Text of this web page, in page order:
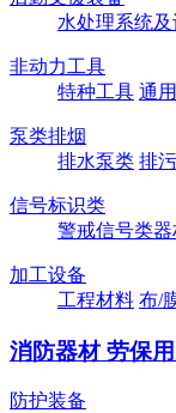
水处理系统及
非动力工具
特种工具 通
泵类排烟
排水泵类 排
信号标识类
警戒信号类器
加工设备
工程材料 布/
消防器材 劳保
防护装备